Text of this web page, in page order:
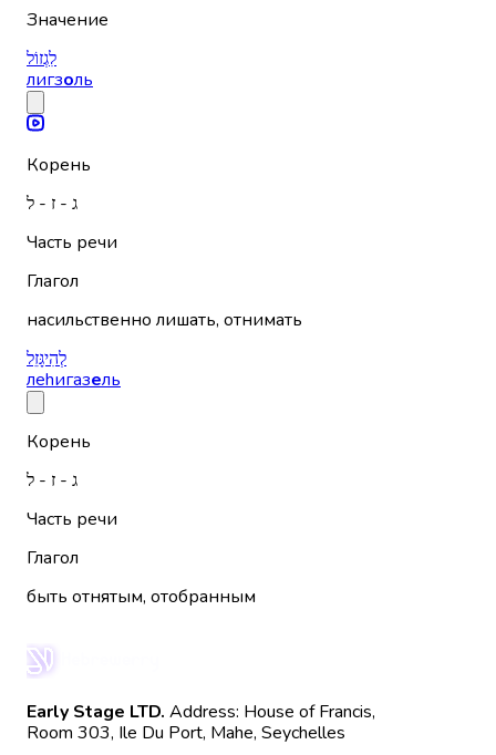
Значение
לִגְזוֹל
лигзоль
Корень
ג - ז - ל
Часть речи
Глагол
насильственно лишать, отнимать
לְהִיגָּזֵל
леhигазель
Корень
ג - ז - ל
Часть речи
Глагол
быть отнятым, отобранным
Early Stage LTD. Address: House of Francis,
Room 303, Ile Du Port, Mahe, Seychelles